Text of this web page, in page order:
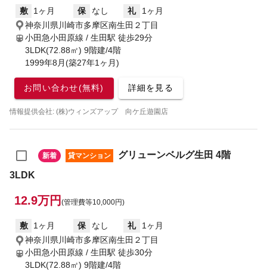
敷 1ヶ月 保 なし 礼
1ヶ月
神奈川県川崎市多摩区南生田２丁目
小田急小田原線 / 生田駅 徒歩29分
3LDK(72.88㎡) 9階建/4階
1999年8月(築27年1ヶ月)
お問い合わせ(無料) 詳細を見る
情報提供会社: (株)ウィンズアップ 向ケ丘遊園店
新着 貸マンション
グリューンベルグ生田 4階
3LDK
12.9万円 (管理費等10,000円)
敷 1ヶ月 保 なし 礼
1ヶ月
神奈川県川崎市多摩区南生田２丁目
小田急小田原線 / 生田駅 徒歩30分
3LDK(72.88㎡) 9階建/4階